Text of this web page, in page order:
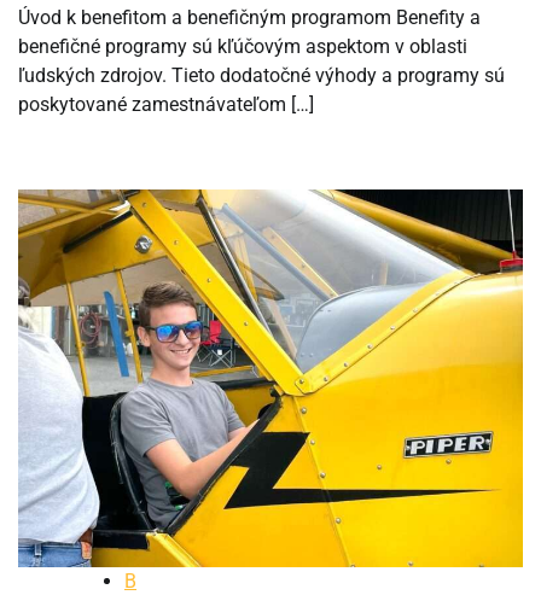
Úvod k benefitom a benefičným programom Benefity a
benefičné programy sú kľúčovým aspektom v oblasti
ľudských zdrojov. Tieto dodatočné výhody a programy sú
poskytované zamestnávateľom […]
B